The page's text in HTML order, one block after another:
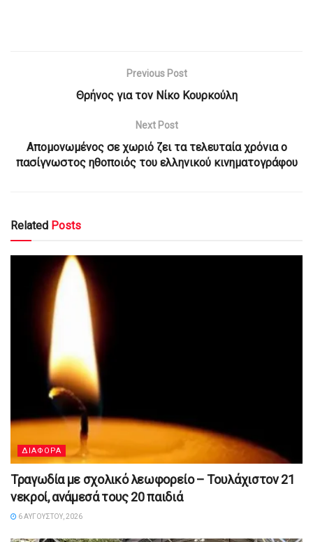
Previous Post
Θρήνος για τον Νίκο Κουρκούλη
Next Post
Απομονωμένος σε χωριό ζει τα τελευταία χρόνια ο
πασίγνωστος ηθοποιός του ελληνικού κινηματογράφου
Related Posts
ΔΙΑΦΟΡΑ
Τραγωδία με σχολικό λεωφορείο – Τουλάχιστον 21
νεκροί, ανάμεσά τους 20 παιδιά
6 ΑΥΓΟΎΣΤΟΥ, 2026